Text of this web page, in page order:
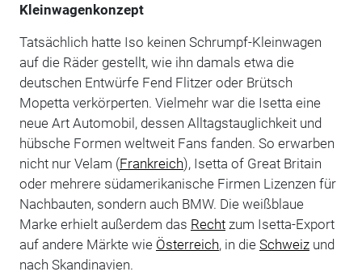
Kleinwagenkonzept
Tatsächlich hatte Iso keinen Schrumpf-Kleinwagen
auf die Räder gestellt, wie ihn damals etwa die
deutschen Entwürfe Fend Flitzer oder Brütsch
Mopetta verkörperten. Vielmehr war die Isetta eine
neue Art Automobil, dessen Alltagstauglichkeit und
hübsche Formen weltweit Fans fanden. So erwarben
nicht nur Velam (Frankreich), Isetta of Great Britain
oder mehrere südamerikanische Firmen Lizenzen für
Nachbauten, sondern auch BMW. Die weißblaue
Marke erhielt außerdem das Rechtzum Isetta-Export
auf andere Märkte wie Österreich, in die Schweizund
nach Skandinavien.